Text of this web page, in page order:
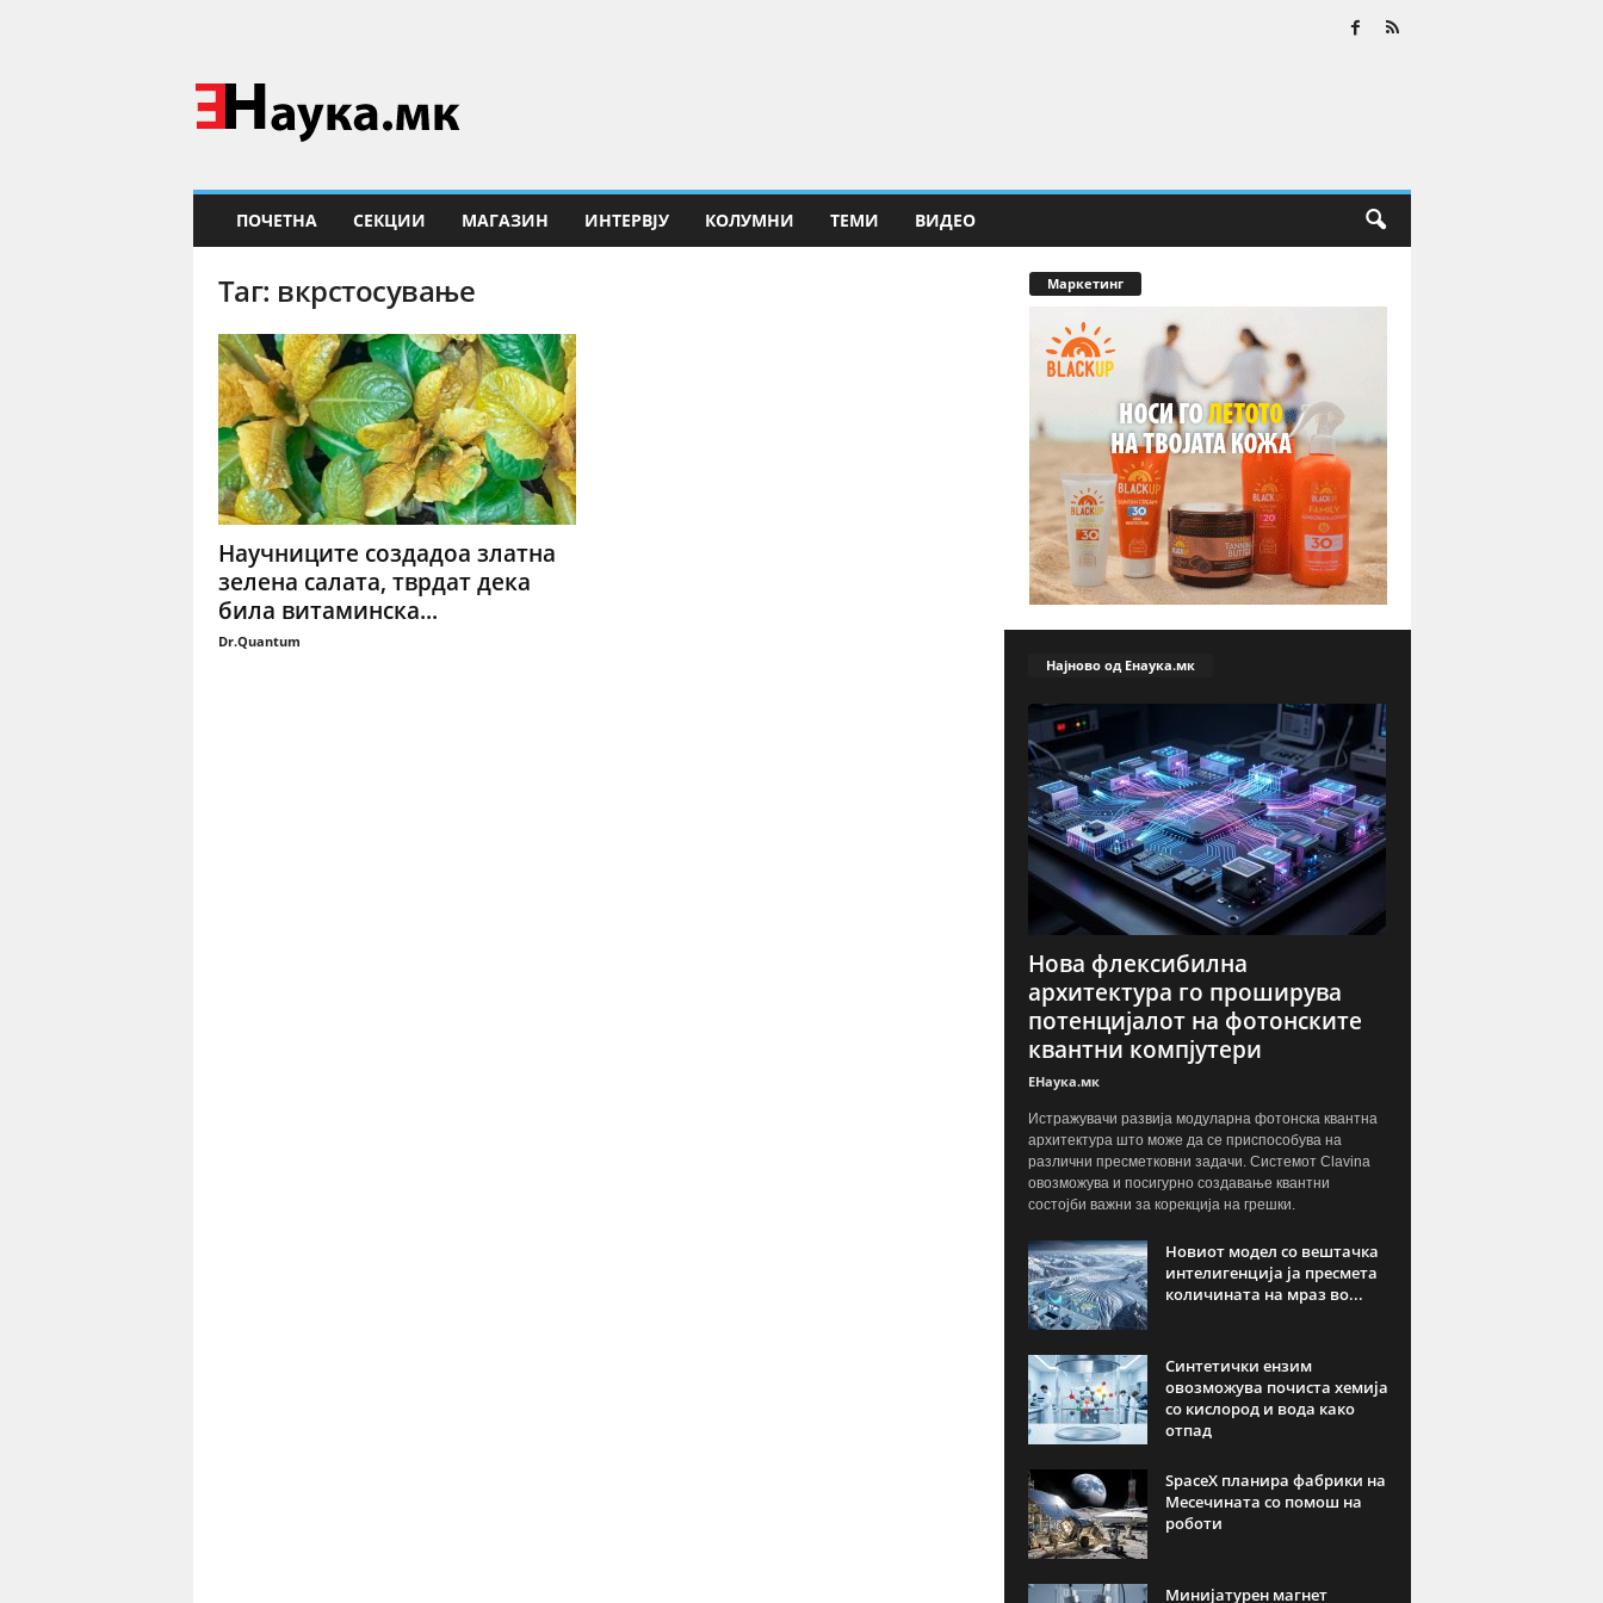
Н
а
у
ПОЧЕТНА СЕКЦИИ МАГАЗИН ИНТЕРВЈУ КОЛУМНИ ТЕМИ ВИДЕО
Таг: вкрстосување
Научниците создадоа златна
зелена салата, тврдат дека
била витаминска...
Dr.Quantum
Маркетинг
Најново од Енаука.мк
Нова флексибилна
архитектура го проширува
потенцијалот на фотонските
квантни компјутери
ЕНаука.мк
Истражувачи развија модуларна фотонска квантна
архитектура што може да се приспособува на
различни пресметковни задачи. Системот Clavina
овозможува и посигурно создавање квантни
состојби важни за корекција на грешки.
Новиот модел со вештачка
интелигенција ја пресмета
количината на мраз во...
Синтетички ензим
овозможува почиста хемија
со кислород и вода како
отпад
SpaceX планира фабрики на
Месечината со помош на
роботи
Минијатурен магнет